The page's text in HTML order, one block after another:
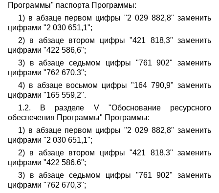
Программы" паспорта Программы:
1) в абзаце первом цифры "2 029 882,8" заменить
цифрами "2 030 651,1";
2) в абзаце втором цифры "421 818,3" заменить
цифрами "422 586,6";
3) в абзаце седьмом цифры "761 902" заменить
цифрами "762 670,3";
4) в абзаце восьмом цифры "164 790,9" заменить
цифрами "165 559,2".
1.2. В разделе V "Обоснование ресурсного
обеспечения Программы" Программы:
1) в абзаце первом цифры "2 029 882,8" заменить
цифрами "2 030 651,1";
2) в абзаце втором цифры "421 818,3" заменить
цифрами "422 586,6";
3) в абзаце седьмом цифры "761 902" заменить
цифрами "762 670,3";